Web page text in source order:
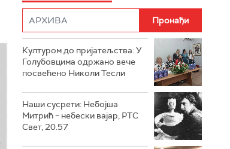
Културом до пријатељства: У
Голубовцима одржано вече
посвећено Николи Тесли
Наши сусрети: Небојша
Митрић – небески вајар, РТС
Свет, 20.57